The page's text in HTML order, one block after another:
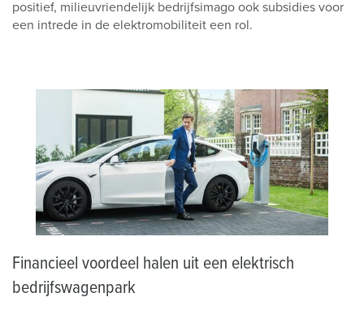
positief, milieuvriendelijk bedrijfsimago ook subsidies voor
een intrede in de elektromobiliteit een rol.
Financieel voordeel halen uit een elektrisch
bedrijfswagenpark